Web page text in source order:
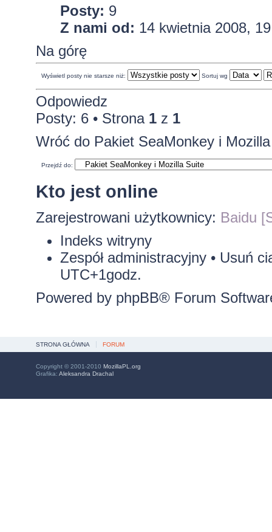
Posty: 9
Z nami od: 14 kwietnia 2008,
Na górę
Wyświetl posty nie starsze niż: Sortuj wg
Odpowiedz
Posty: 6 • Strona 1z 1
Wróć do Pakiet SeaMonkey i
Przejdź do:
Kto jest online
Zarejestrowani użytkownicy: Baidu
Indeks witryny
Zespół administracyjny• Usuń
UTC+1godz.
Powered by phpBB® Forum
STRONA GŁÓWNA FORUM
Copyright © 2001-2010 MozillaPL.org
Grafika: Aleksandra Drachal